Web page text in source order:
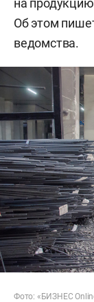
на
Об этом
ведомства.
Фото: «БИЗНЕС